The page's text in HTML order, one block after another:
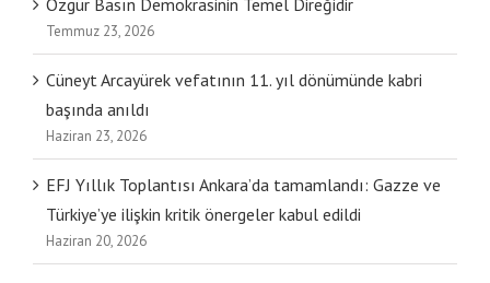
Temmuz 23, 2026
Cüneyt Arcayürek vefatının 11. yıl dönümünde kabri
başında anıldı
Haziran 23, 2026
EFJ Yıllık Toplantısı Ankara’da tamamlandı: Gazze ve
Türkiye’ye ilişkin kritik önergeler kabul edildi
Haziran 20, 2026